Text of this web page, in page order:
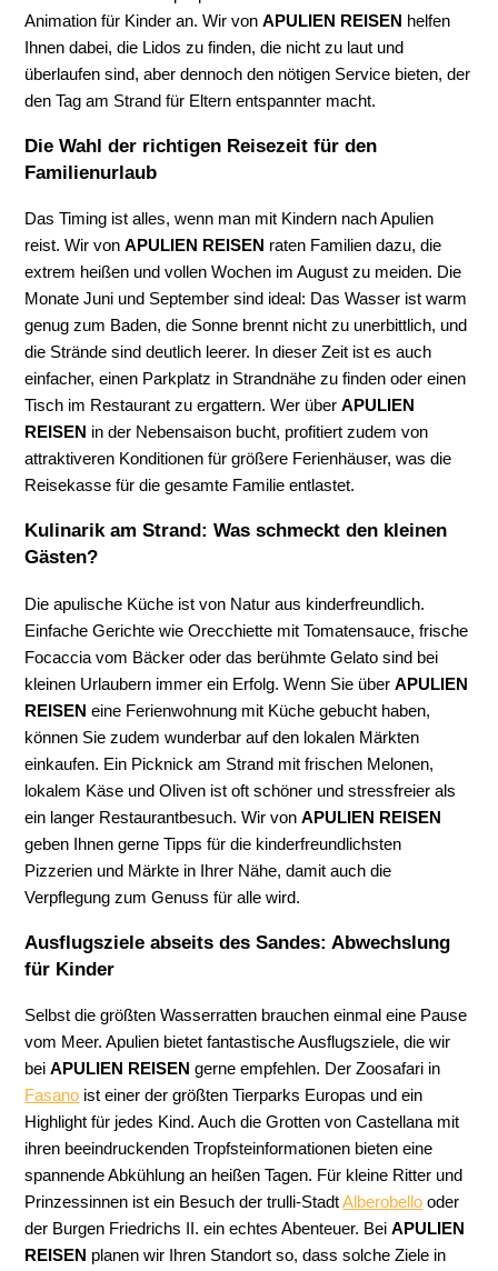
Animation für Kinder an. Wir vonAPULIEN REISEN helfen
Ihnen dabei, die Lidos zu finden, die nicht zu laut und
überlaufen sind, aber dennoch den nötigen Service bieten, der
den Tag am Strand für Eltern entspannter macht.
Die Wahl der richtigen Reisezeit für den
Familienurlaub
Das Timing ist alles, wenn man mit Kindern nach Apulien
reist. Wir vonAPULIEN REISEN raten Familien dazu, die
extrem heißen und vollen Wochen im August zu meiden. Die
Monate Juni und September sind ideal: Das Wasser ist warm
genug zum Baden, die Sonne brennt nicht zu unerbittlich, und
die Strände sind deutlich leerer. In dieser Zeit ist es auch
einfacher, einen Parkplatz in Strandnähe zu finden oder einen
Tisch im Restaurant zu ergattern. Wer überAPULIEN
REISEN in der Nebensaison bucht, profitiert zudem von
attraktiveren Konditionen für größere Ferienhäuser, was die
Reisekasse für die gesamte Familie entlastet.
Kulinarik am Strand: Was schmeckt den kleinen
Gästen?
Die apulische Küche ist von Natur aus kinderfreundlich.
Einfache Gerichte wie Orecchiette mit Tomatensauce, frische
Focaccia vom Bäcker oder das berühmte Gelato sind bei
kleinen Urlaubern immer ein Erfolg. Wenn Sie überAPULIEN
REISEN eine Ferienwohnung mit Küche gebucht haben,
können Sie zudem wunderbar auf den lokalen Märkten
einkaufen. Ein Picknick am Strand mit frischen Melonen,
lokalem Käse und Oliven ist oft schöner und stressfreier als
ein langer Restaurantbesuch. Wir vonAPULIEN REISEN
geben Ihnen gerne Tipps für die kinderfreundlichsten
Pizzerien und Märkte in Ihrer Nähe, damit auch die
Verpflegung zum Genuss für alle wird.
Ausflugsziele abseits des Sandes: Abwechslung
für Kinder
Selbst die größten Wasserratten brauchen einmal eine Pause
vom Meer. Apulien bietet fantastische Ausflugsziele, die wir
beiAPULIEN REISEN gerne empfehlen. Der Zoosafari in
Fasano ist einer der größten Tierparks Europas und ein
Highlight für jedes Kind. Auch die Grotten von Castellana mit
ihren beeindruckenden Tropfsteinformationen bieten eine
spannende Abkühlung an heißen Tagen. Für kleine Ritter und
Prinzessinnen ist ein Besuch der trulli-StadtAlberobello oder
der Burgen Friedrichs II. ein echtes Abenteuer. BeiAPULIEN
REISEN planen wir Ihren Standort so, dass solche Ziele in